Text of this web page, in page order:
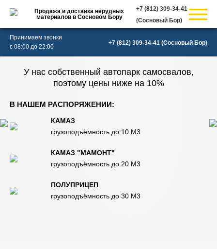
Продажа и доставка нерудных
материалов в Сосновом Бору
(Сосновый Бор)
Принимаем звонки
с 08:00 до 22:00
(Сосновый Бор)
В НАШЕМ РАСПОРЯЖЕНИИ:
КАМАЗ
грузоподъёмность до 10 М3
КАМАЗ "МАМОНТ"
грузоподъёмность до 20 М3
ПОЛУПРИЦЕП
грузоподъёмность до 30 М3
У нас собственный автопарк самосвалов,
поэтому цены ниже на 10%